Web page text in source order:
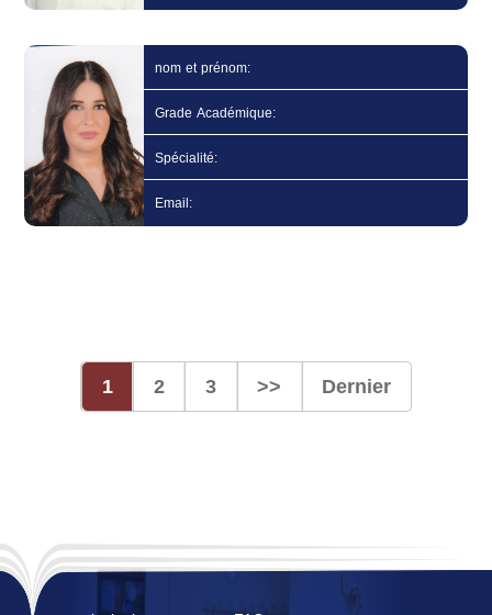
nom et prénom:
Grade Académique:
Spécialité:
Email:
1 2 3 >> Dernier